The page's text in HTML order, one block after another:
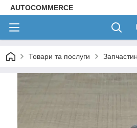
AUTOCOMMERCE
Товари та послуги